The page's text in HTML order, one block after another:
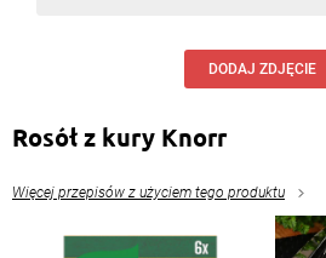
DODAJ ZDJĘCIE
Rosół z kury Knorr
Więcej przepisów z użyciem tego produktu